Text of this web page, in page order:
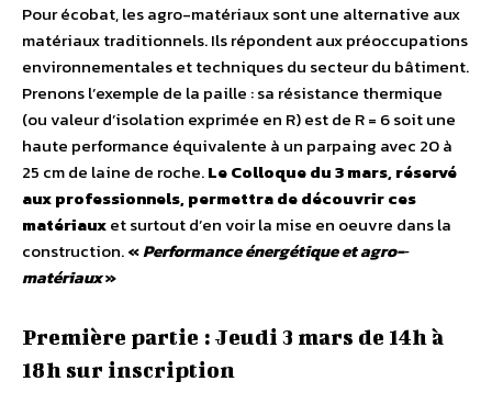
Pour écobat, les agro-­matériaux sont une alternative aux
matériaux traditionnels. Ils répondent aux préoccupations
environnementales et techniques du secteur du bâtiment.
Prenons l’exemple de la paille : sa résistance thermique
(ou valeur d’isolation exprimée en R) est de R = 6 soit une
haute performance équivalente à un parpaing avec 20 à
25 cm de laine de roche.Le Colloque du 3 mars, réservé
aux professionnels, permettra de découvrir ces
matériauxet surtout d’en voir la mise en oeuvre dans la
construction.«Performance énergétique et agro-­‐
matériaux»
Première partie : Jeudi 3 mars de 14h à
18h sur inscription